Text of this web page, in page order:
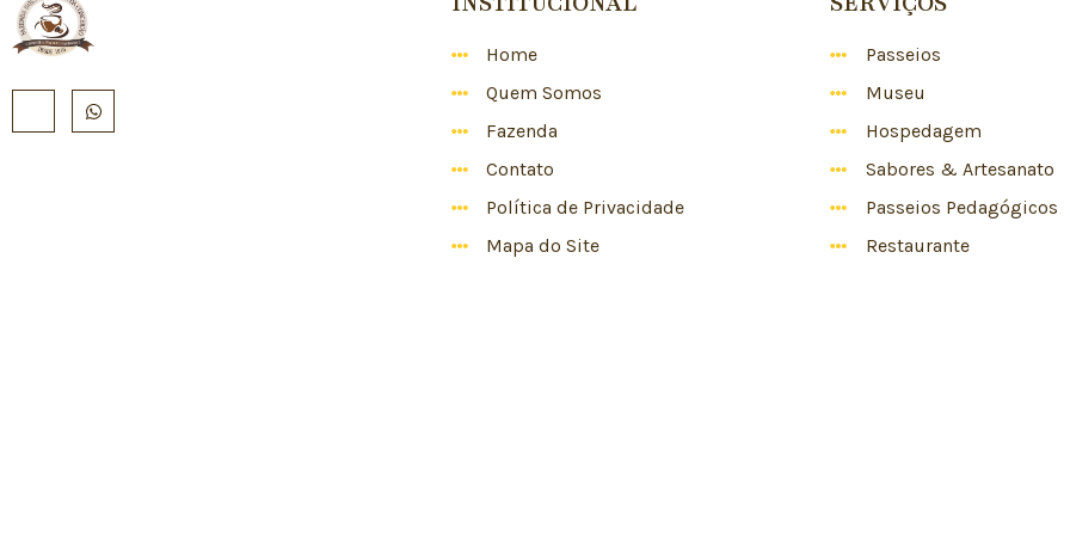
Home
Quem Somos
Fazenda
Contato
Política de Privacidade
Mapa do Site
Passeios
Museu
Hospedagem
Sabores & Artesanato
Passeios Pedagógicos
Restaurante